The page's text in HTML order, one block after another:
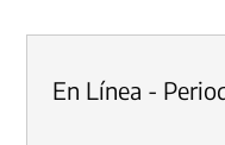
En Línea -